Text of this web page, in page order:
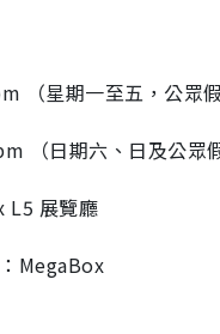
（星期一至五，公眾假
（日期六、日及公眾假
L5 展覽廳
MegaBox